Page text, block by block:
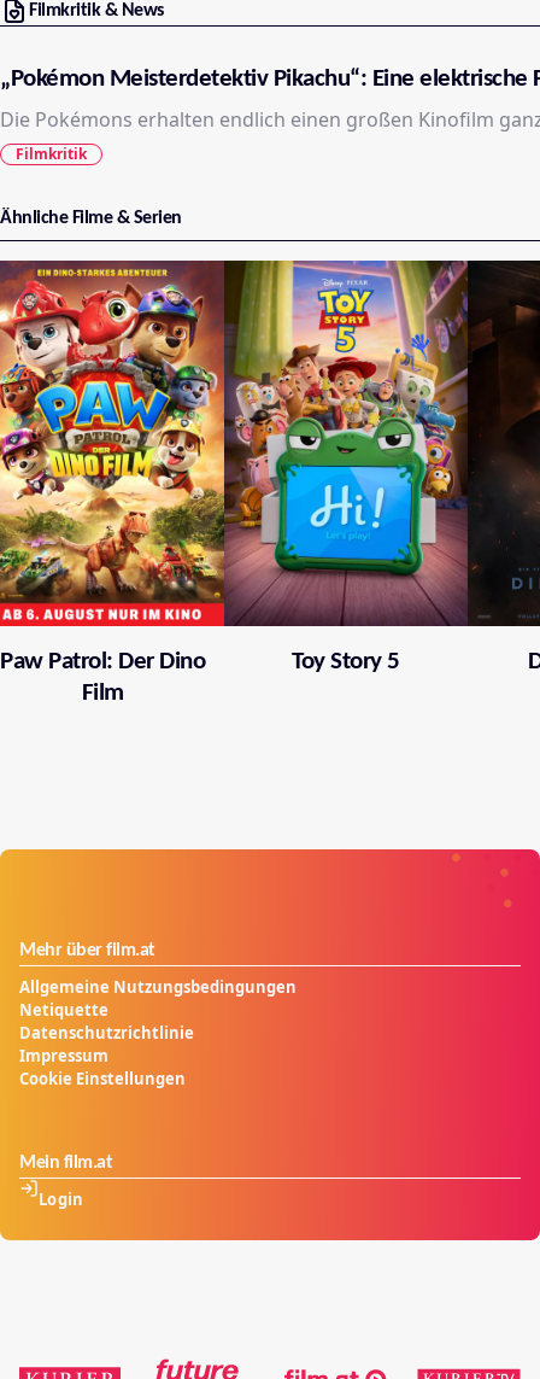
Filmkritik & News
„Pokémon Meisterdetektiv Pikachu“: Eine
Die Pokémons erhalten endlich einen großen Kinofilm
Filmkritik
Ähnliche Filme & Serien
Paw Patrol: Der Dino
Film
Toy Story 5
Mehr über film.at
Allgemeine Nutzungsbedingungen
Netiquette
Datenschutzrichtlinie
Impressum
Cookie Einstellungen
Mein film.at
Login